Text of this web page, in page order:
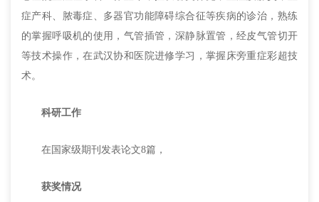
症产科、脓毒症、多器官功能障碍综合征等疾病的诊治，熟练
的掌握呼吸机的使用，气管插管，深静脉置管，经皮气管切开
等技术操作，在武汉协和医院进修学习，掌握床旁重症彩超技
术。
科研工作
在国家级期刊发表论文8篇，
获奖情况